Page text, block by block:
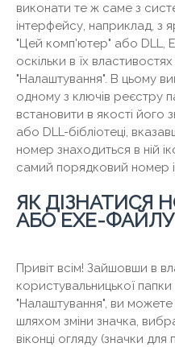
виконати те ж саме з
інтерфейсу, наприклад, з
"Цей комп'ютер" або DLL,
оскільки в їх
"Налаштування". В цьому
одному з ключів реєстру
встановити в якості його
або DLL-бібліотеці,
номер знаходиться в ній
самий порядковий номер
ЯК ДІЗНАТИСЯ
АБО EXE-ФАЙЛУ
Привіт всім! Зайшовши в
користувальницької
"Налаштування", ви можете
шляхом зміни значка,
віконці огляду (значки